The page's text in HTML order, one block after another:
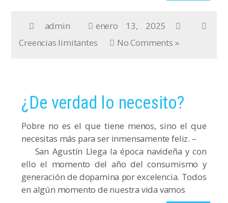
admin
enero 13, 2025
Creencias limitantes
No Comments »
¿De verdad lo necesito?
Pobre no es el que tiene menos, sino el que
necesitas más para ser inmensamente feliz. –
San Agustín Llega la época navideña y con
ello el momento del año del consumismo y
generación de dopamina por excelencia. Todos
en algún momento de nuestra vida vamos